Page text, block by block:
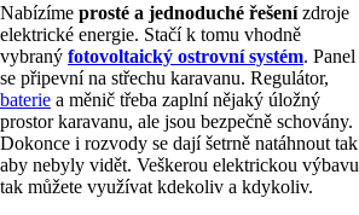
Nabízíme prosté a jednoduché řešenízdroje
elektrické energie. Stačí k tomu vhodně
vybraný fotovoltaický ostrovní systém. Panel
se připevní na střechu karavanu. Regulátor,
baterie a měnič třeba zaplní nějaký úložný
prostor karavanu, ale jsou bezpečně schovány.
Dokonce i rozvody se dají šetrně natáhnout tak
aby nebyly vidět. Veškerou elektrickou výbavu
tak můžete využívat kdekoliv a kdykoliv.